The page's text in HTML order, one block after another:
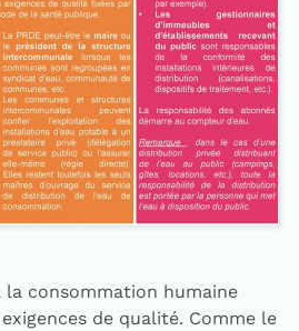
la consommation humaine
de qualité. Comme le